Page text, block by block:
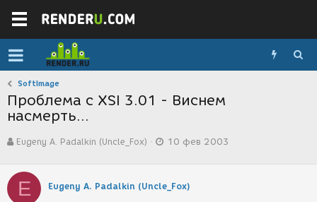
SoftImage
Проблема с XSI 3.01 - Виснем
насмерть...
в
о
р
т
Eugeny A. Padalkin (Uncle_Fox)
а
с
10 фев 2003
E Eugeny A. Padalkin (Uncle_Fox)